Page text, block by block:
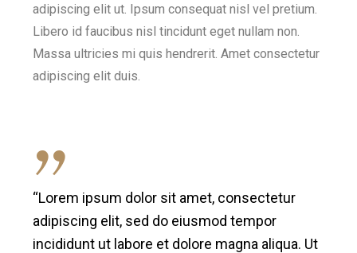
adipiscing elit ut. Ipsum consequat nisl vel pretium.
Libero id faucibus nisl tincidunt eget nullam non.
Massa ultricies mi quis hendrerit. Amet consectetur
adipiscing elit duis.
“Lorem ipsum dolor sit amet, consectetur
adipiscing elit, sed do eiusmod tempor
incididunt ut labore et dolore magna aliqua. Ut